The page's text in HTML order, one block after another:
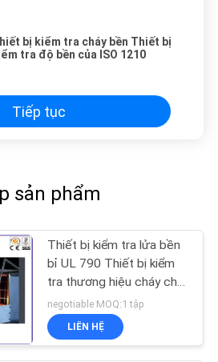
bị kiểm tra cháy bền Thiết bị
tra độ bền của ISO 1210
Tiếp tục
sản phẩm
Thiết bị kiểm tra lửa bền
bỉ UL 790 Thiết bị kiểm
tra thương hiệu cháy cho
việc lan truyền năng
lượng mặt trời
negotiable MOQ:1 tập
LIÊN HỆ